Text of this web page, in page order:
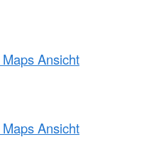
Ansicht
Ansicht